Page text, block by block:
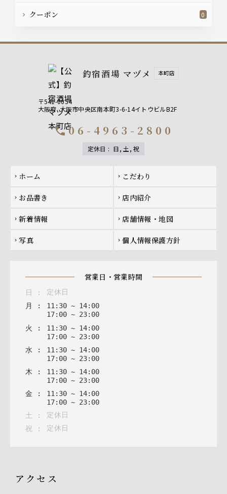
クーポン 0
釣宿酒場 マヅメ 本町店
〒541-0054
大阪府 大阪市中央区南本町3-6-14イトウビルB2F
call06-4963-2800
定休日 : 日, 土, 祝
Footer navigation
chevron_right ホーム chevron_right こだわり
chevron_right お品書き chevron_right 店内紹介
chevron_right 新着情報 chevron_right 店舗情報・地図
chevron_right 写真 chevron_right 個人情報保護方針
営業日・営業時間
日 :
定休日
月
: 11: 30 ~ 14: 00
17: 00 ~ 23: 00
火
: 11 : 30 ~ 14: 00
17: 00 ~ 23: 00
水 : 11 : 30 ~ 14: 00
17: 00 ~ 23: 00
木 : 11 : 30 ~ 14: 00
17: 00 ~ 23: 00
金 : 11 : 30 ~ 14: 00
17: 00 ~ 23: 00
土
:
定休日
祝 : 定休日
アクセス